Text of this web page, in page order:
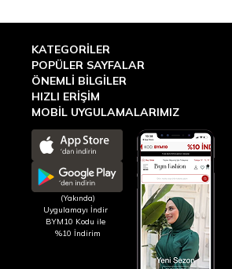
KATEGORILER
POPÜLER SAYFALAR
ÖNEMLI BILGILER
HIZLI ERIŞIM
MOBİL UYGULAMALARIMIZ
(Yakında)
Uygulamayı İndir
BYM10 Kodu ile
%10 İndirim